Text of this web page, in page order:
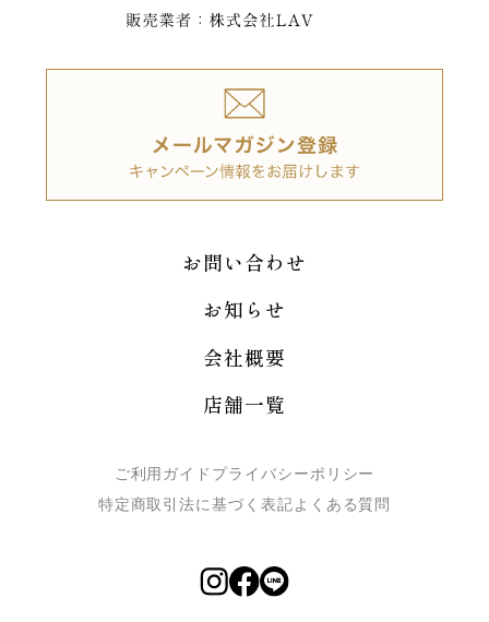
お問い合わせ
お知らせ
会社概要
店舗一覧
ご利用ガイド プライバシーポリシー
特定商取引法に基づく表記よくある質問